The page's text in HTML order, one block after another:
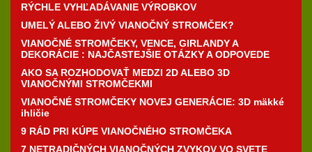
RÝCHLE VYHĽADÁVANIE VÝROBKOV
UMELÝ ALEBO ŽIVÝ VIANOČNÝ STROMČEK?
VIANOČNÉ STROMČEKY, VENCE, GIRLANDY A
DEKORÁCIE : NAJČASTEJŠIE OTÁZKY A ODPOVEDE
AKO SA ROZHODOVAŤ MEDZI 2D ALEBO 3D
VIANOČNÝMI STROMČEKMI
VIANOČNÉ STROMČEKY NOVEJ GENERÁCIE: 3D mäkké
ihličie
9 RÁD PRI KÚPE VIANOČNÉHO STROMČEKA
7 NETRADIČNÝCH VIANOČNÝCH ZVYKOV VO SVETE